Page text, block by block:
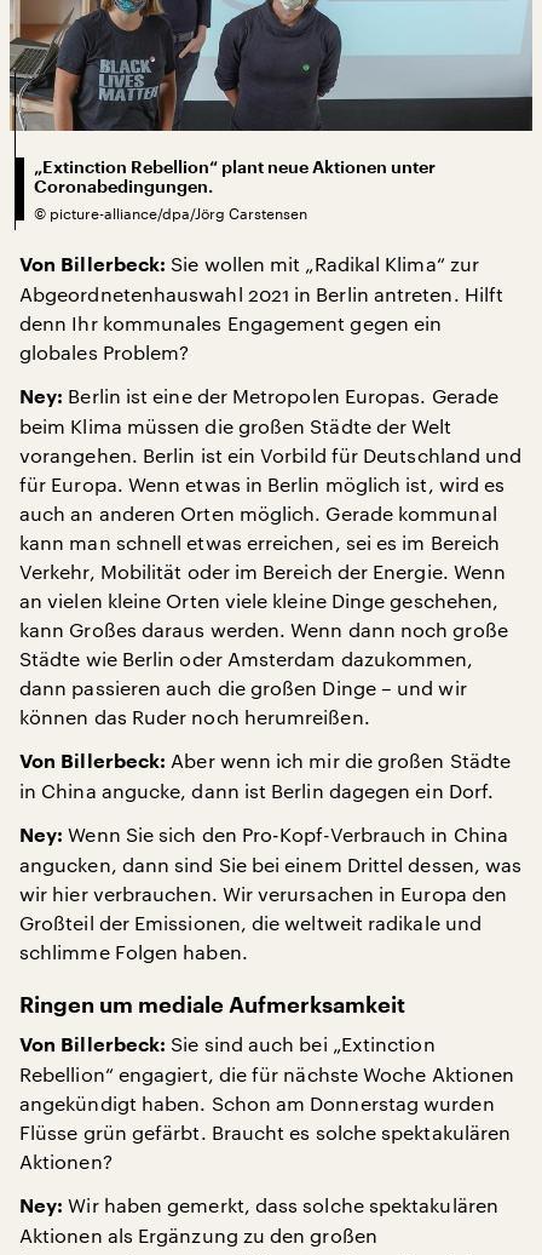
„Extinction Rebellion“ plant neue Aktionen unter
Coronabedingungen.
© picture-alliance/dpa/Jörg Carstensen
Von Billerbeck: Sie wollen mit „Radikal Klima“ zur
Abgeordnetenhauswahl 2021 in Berlin antreten. Hilft
denn Ihr kommunales Engagement gegen ein
globales Problem?
Ney: Berlin ist eine der Metropolen Europas. Gerade
beim Klima müssen die großen Städte der Welt
vorangehen. Berlin ist ein Vorbild für Deutschland und
für Europa. Wenn etwas in Berlin möglich ist, wird es
auch an anderen Orten möglich. Gerade kommunal
kann man schnell etwas erreichen, sei es im Bereich
Verkehr, Mobilität oder im Bereich der Energie. Wenn
an vielen kleine Orten viele kleine Dinge geschehen,
kann Großes daraus werden. Wenn dann noch große
Städte wie Berlin oder Amsterdam dazukommen,
dann passieren auch die großen Dinge – und wir
können das Ruder noch herumreißen.
Von Billerbeck: Aber wenn ich mir die großen Städte
in China angucke, dann ist Berlin dagegen ein Dorf.
Ney: Wenn Sie sich den Pro-Kopf-Verbrauch in China
angucken, dann sind Sie bei einem Drittel dessen, was
wir hier verbrauchen. Wir verursachen in Europa den
Großteil der Emissionen, die weltweit radikale und
schlimme Folgen haben.
Ringen um mediale Aufmerksamkeit
Von Billerbeck: Sie sind auch bei „Extinction
Rebellion“ engagiert, die für nächste Woche Aktionen
angekündigt haben. Schon am Donnerstag wurden
Flüsse grün gefärbt. Braucht es solche spektakulären
Aktionen?
Ney: Wir haben gemerkt, dass solche spektakulären
Aktionen als Ergänzung zu den großen